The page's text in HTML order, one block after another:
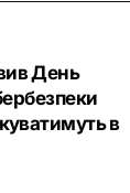
День
в